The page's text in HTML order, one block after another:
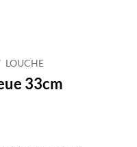
LOUCHE
33cm